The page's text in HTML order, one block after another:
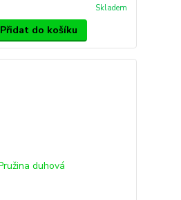
Skladem
Přidat do košíku